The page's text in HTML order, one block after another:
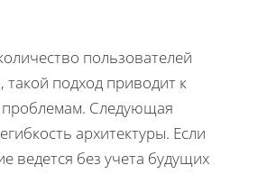
пользователей
такой подход приводит к
Следующая
архитектуры. Если
ведется без учета будущих